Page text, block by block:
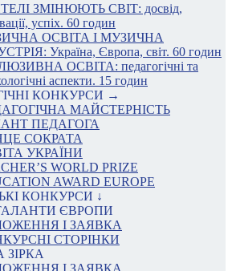
ЗМІНЮЮТЬ СВІТ: досвід,
успіх. 60 годин
ОСВІТА І МУЗИЧНА
Україна, Європа, світ. 60 годин
ОСВІТА: педагогічні та
аспекти. 15 годин
КОНКУРСИ →
МАЙСТЕРНІСТЬ
ПЕДАГОГА
СОКРАТА
УКРАЇНИ
WORLD PRIZE
AWARD EUROPE
КОНКУРСИ ↓
ЄВРОПИ
І ЗАЯВКА
СТОРІНКИ
ЗІРКА
І ЗАЯВКА